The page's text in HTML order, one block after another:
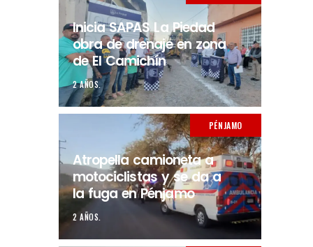
Inicia SAPAS La Piedad
obra de drenaje en zona
de El Camichín
2 AÑOS.
PÉNJAMO
Atropella camioneta a
motociclistas y se da a
la fuga en Pénjamo
2 AÑOS.